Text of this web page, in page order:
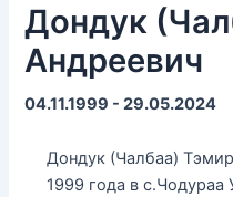
Дондук
Андреевич
04.11.1999 - 29.05.2024
Дондук (Чалбаа)
1999 года в